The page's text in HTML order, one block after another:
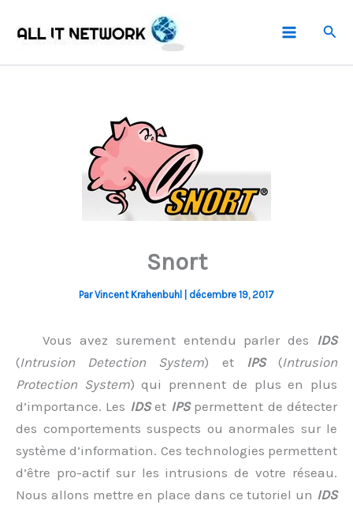
Snort
ParVincent Krahenbuhl décembre 19, 2017
Vous avez surement entendu parler des IDS
(Intrusion Detection System) et IPS(Intrusion
Protection System) qui prennent de plus en plus
d’importance. Les IDSet IPSpermettent de détecter
des comportements suspects ou anormales sur le
système d’information. Ces technologies permettent
d’être pro-actif sur les intrusions de votre réseau.
Nous allons mettre en place dans ce tutoriel un IDS